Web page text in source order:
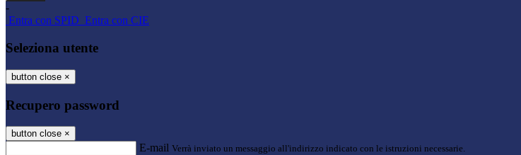
-
Entra con SPID Entra con CIE
Seleziona utente
button close ×
Recupero password
button close ×
E-mail Verrà inviato un messaggio all'indirizzo indicato con le istruzioni necessarie.